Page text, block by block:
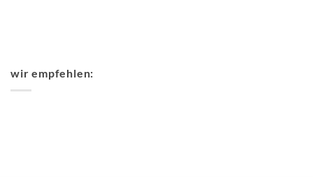
wir empfehlen: